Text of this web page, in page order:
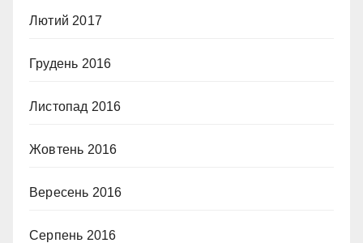
Лютий 2017
Грудень 2016
Листопад 2016
Жовтень 2016
Вересень 2016
Серпень 2016